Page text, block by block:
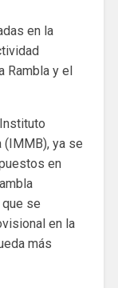
en la
Rambla y el
(IMMB), ya se
en
se
en la
más